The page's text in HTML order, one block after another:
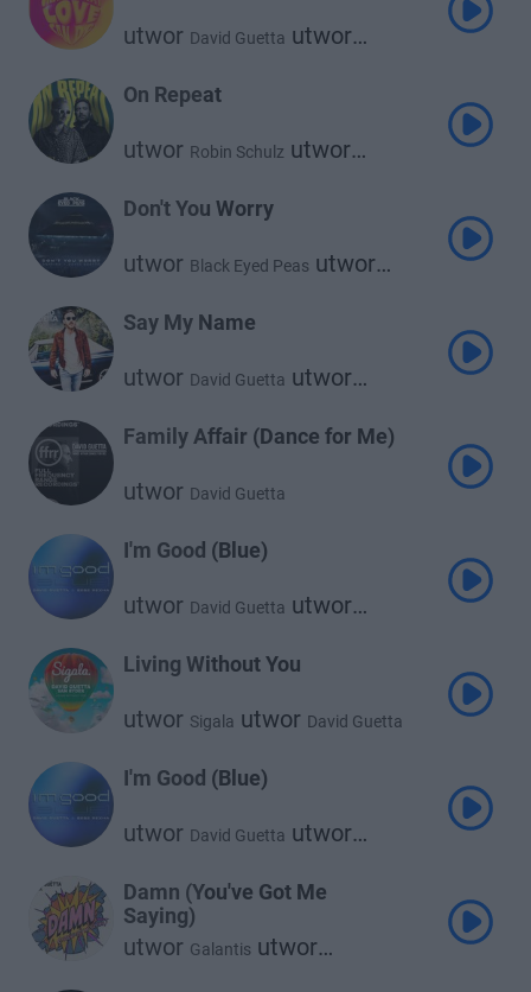
utwor David Guetta utwor
On Repeat
utwor Robin Schulz utwor
Don't You Worry
utwor Black Eyed Peas utwor
Say My Name
utwor David Guetta utwor
Family Affair (Dance for Me)
utwor David Guetta
I'm Good (Blue)
utwor David Guetta utwor
Living Without You
utwor Sigala utwor David Guetta
I'm Good (Blue)
utwor David Guetta utwor
Damn (You've Got Me
Saying)
utwor Galantis utwor